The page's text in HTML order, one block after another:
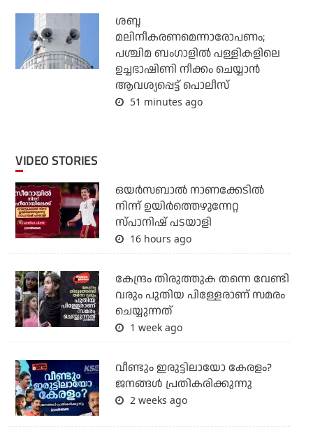
ശബ്ദ
മലിനീകരണമെന്നാരോപണം;
പശ്ചിമ ബംഗാളില്‍ പള്ളികളിലെ
ഉച്ചഭാഷിണി നീക്കം ചെയ്യാന്‍
ആവശ്യപ്പെട്ട് പൊലീസ്
51 minutes ago
VIDEO STORIES
ഒയര്‍സബാൽ നാണക്കേടിൽ
നിന്ന് ഉയിർത്തെഴുന്നേറ്റ
സ്പാനിഷ് പടയാളി
16 hours ago
കേന്ദ്രം തിരുത്തുക തന്നെ വേണ്ടി
വരും പുതിയ പിള്ളേരാണ് സമരം
ചെയ്യുന്നത്
1 week ago
വീണ്ടും ഇരുട്ടിലായോ കേരളം?
ജനങ്ങൾ പ്രതികരിക്കുന്നു
2 weeks ago